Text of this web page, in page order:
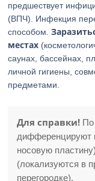
предшествует
(ВПЧ). Инфекция
способом.
местах
саунах, бассейнах,
личной гигиены,
предметами.
Для справки! По
дифференцируют
носовую
(локализуются в
перегородке).